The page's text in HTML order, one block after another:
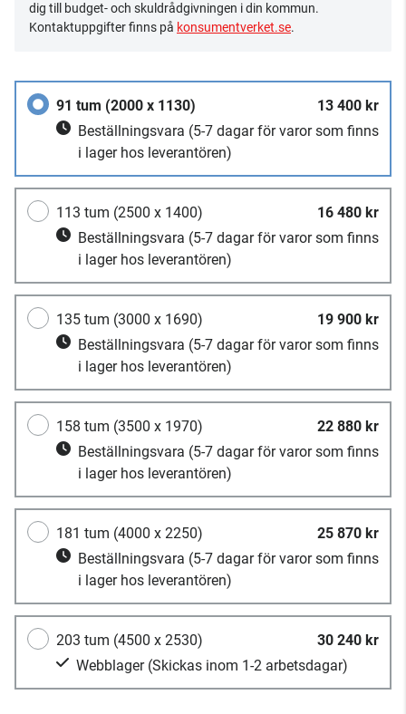
dig till budget- och skuldrådgivningen i din kommun.
Kontaktuppgifter finns på konsumentverket.se.
91 tum (2000 x 1130)
13 400 kr
Beställningsvara (5-7 dagar för varor som finns
i lager hos leverantören)
113 tum (2500 x 1400)
16 480 kr
Beställningsvara (5-7 dagar för varor som finns
i lager hos leverantören)
135 tum (3000 x 1690)
19 900 kr
Beställningsvara (5-7 dagar för varor som finns
i lager hos leverantören)
158 tum (3500 x 1970)
22 880 kr
Beställningsvara (5-7 dagar för varor som finns
i lager hos leverantören)
181 tum (4000 x 2250)
25 870 kr
Beställningsvara (5-7 dagar för varor som finns
i lager hos leverantören)
203 tum (4500 x 2530)
30 240 kr
Webblager (Skickas inom 1-2 arbetsdagar)